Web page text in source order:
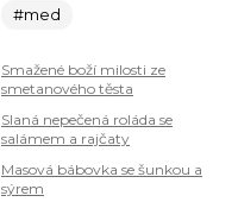
#med
Smažené boží milosti ze
smetanového těsta
Slaná nepečená roláda se
salámem a rajčaty
Masová bábovka se šunkou a
sýrem